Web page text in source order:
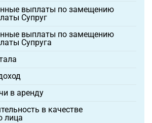
выплаты по замещению
Супруг
выплаты по замещению
Супруга
в аренду
в качестве
лица